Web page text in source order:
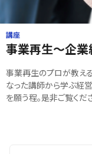
講座
事業再生～企業
事業再生のプロが教える
なった講師から学ぶ経
を願う程。是非ご覧くだ